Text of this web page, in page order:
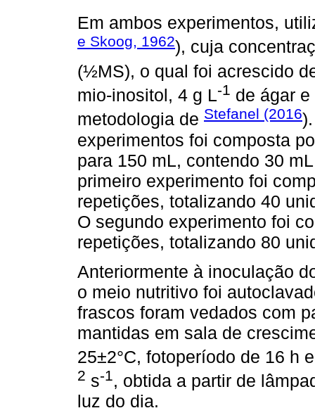
Em ambos experimentos,
e Skoog, 1962), cuja
(½MS), o qual foi acrescido
mio-inositol, 4 g L-1 de ágar
metodologia de Stefanel (2016
experimentos foi composta
para 150 mL, contendo 30
primeiro experimento foi
repetições, totalizando 40
O segundo experimento foi
repetições, totalizando 80
Anteriormente à inoculação
o meio nutritivo foi
frascos foram vedados com
mantidas em sala de
25±2°C, fotoperíodo de 16 h
2 s-1, obtida a partir de
luz do dia.